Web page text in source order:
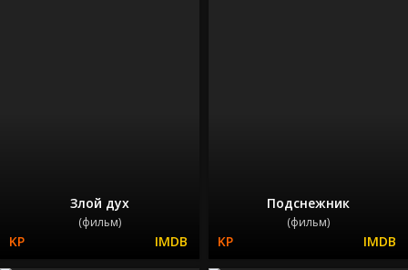
Злой дух
(фильм)
Подснежник
(фильм)